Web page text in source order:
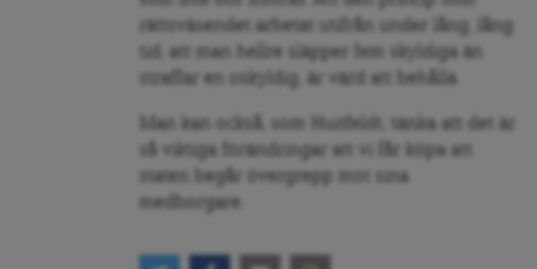
rättsväsendet arbetat utifrån under lång, lång
tid, att man hellre släpper fem skyldiga än
straffar en oskyldig, är värd att behålla.
Man kan också, som Huitfeldt, tänka att det är
så viktiga förändringar att vi får köpa att
staten begår övergrepp mot sina
medborgare.